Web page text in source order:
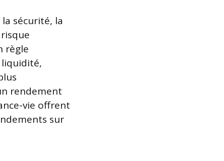
sécurité, la
règle
rendement
vie offrent
sur